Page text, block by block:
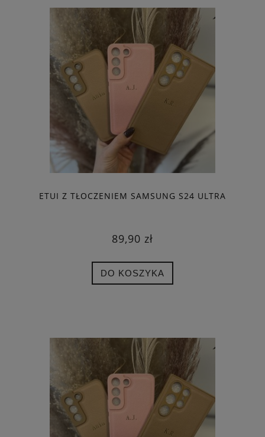
ETUI Z TŁOCZENIEM SAMSUNG S24 ULTRA
89,90 zł
DO KOSZYKA